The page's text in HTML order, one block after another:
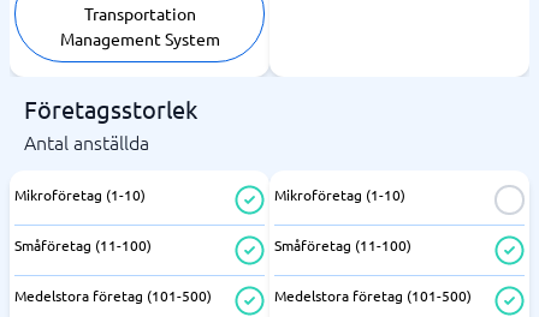
Transportation
Management System
Företagsstorlek
Antal anställda
Mikroföretag (1-10)
Småföretag (11-100)
Medelstora företag (101-500)
Mikroföretag (1-10)
Småföretag (11-100)
Medelstora företag (101-500)